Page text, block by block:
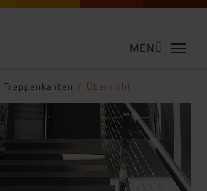
MENÜ
Treppenkanten Übersicht